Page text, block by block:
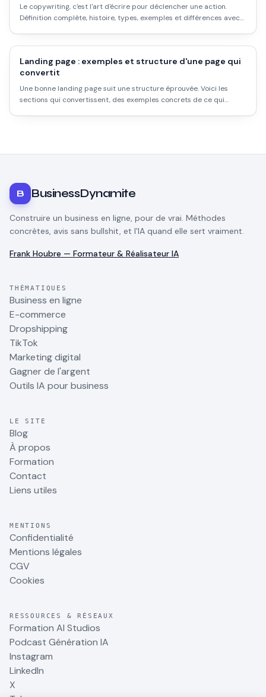
Le copywriting, c'est l'art d'écrire pour déclencher une action.
Définition complète, histoire, types, exemples et différences avec
Landing page : exemples et structure d'une page qui
convertit
Une bonne landing page suit une structure éprouvée. Voici les
sections qui convertissent, des exemples concrets de ce qui
B BusinessDynamite
Construire un business en ligne, pour de vrai. Méthodes
concrètes, avis sans bullshit, et l'IA quand elle sert vraiment.
Frank Houbre — Formateur & Réalisateur IA
THÉMATIQUES
Business en ligne
E-commerce
Dropshipping
TikTok
Marketing digital
Gagner de l'argent
Outils IA pour business
LE SITE
Blog
À propos
Formation
Contact
Liens utiles
MENTIONS
Confidentialité
Mentions légales
CGV
Cookies
RESSOURCES & RÉSEAUX
Formation AI Studios
Podcast Génération IA
Instagram
LinkedIn
X